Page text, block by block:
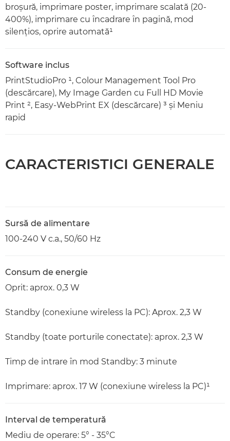
broşură, imprimare poster, imprimare scalată (20-
400%), imprimare cu încadrare în pagină, mod
silenţios, oprire automată¹
Software inclus
PrintStudioPro ¹, Colour Management Tool Pro
(descărcare), My Image Garden cu Full HD Movie
Print ², Easy-WebPrint EX (descărcare) ³ şi Meniu
rapid
CARACTERISTICI GENERALE
Sursă de alimentare
100-240 V c.a., 50/60 Hz
Consum de energie
Oprit: aprox. 0,3 W
Standby (conexiune wireless la PC): Aprox. 2,3 W
Standby (toate porturile conectate): aprox. 2,3 W
Timp de intrare în mod Standby: 3 minute
Imprimare: aprox. 17 W (conexiune wireless la PC)¹
Interval de temperatură
Mediu de operare: 5° - 35°C